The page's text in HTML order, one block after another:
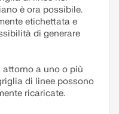
è ora possibile.
etichettata e
di generare
a uno o più
di linee possono
ricaricate.